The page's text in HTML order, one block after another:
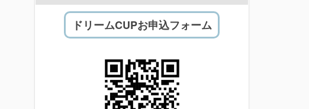
ドリームCUPお申込フォーム